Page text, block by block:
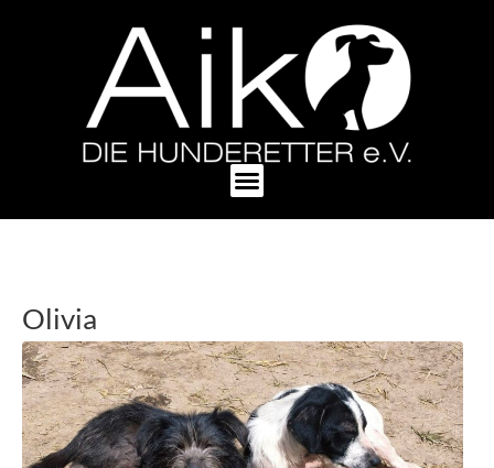
Olivia